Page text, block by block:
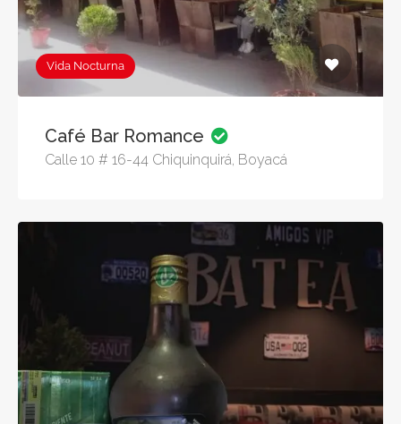
Vida Nocturna
Café Bar Romance
Calle 10 # 16-44 Chiquinquirá, Boyacá